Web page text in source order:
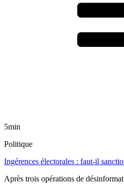
5min
Politique
Ingérences électorales : faut-il
Après trois opérations de